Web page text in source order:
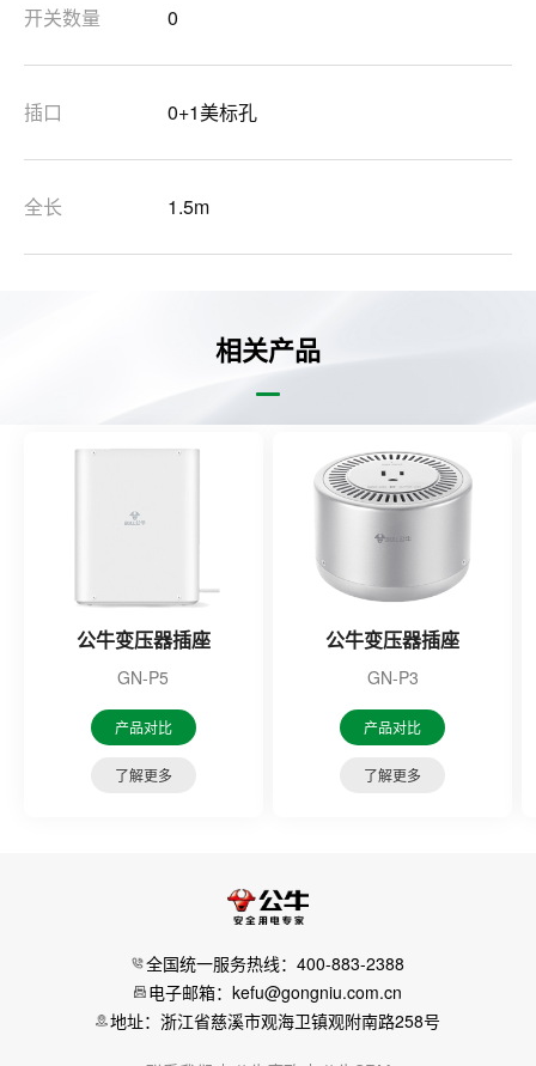
开关数量 0
插口 0+1美标孔
全长 1.5m
相关产品
公牛变压器插座
GN-P5
产品对比
了解更多
公牛变压器插座
GN-P3
产品对比
了解更多
全国统一服务热线：400-883-2388
电子邮箱：kefu@gongniu.com.cn
地址：浙江省慈溪市观海卫镇观附南路258号